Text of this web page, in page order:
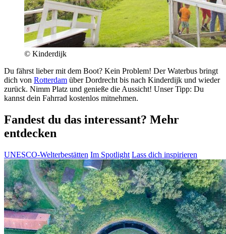
© Kinderdijk
Du fährst lieber mit dem Boot? Kein Problem! Der Waterbus bringt
dich von Rotterdam über Dordrecht bis nach Kinderdijk und wieder
zurück. Nimm Platz und genieße die Aussicht! Unser Tipp: Du
kannst dein Fahrrad kostenlos mitnehmen.
Fandest du das interessant? Mehr
entdecken
UNESCO-Welterbestätten Im Spotlight Lass dich inspirieren